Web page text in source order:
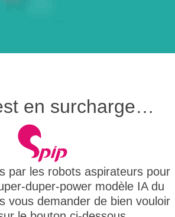
en surcharge…
par les robots aspirateurs pour
duper-power modèle IA du
vous demander de bien vouloir